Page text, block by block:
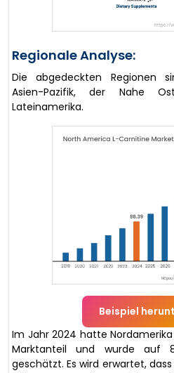
Regionale Analyse:
Die abgedeckten Regionen
Asien-Pazifik, der Nahe
Lateinamerika.
Beispiel
Im Jahr 2024 hatte
Marktanteil und wurde auf
geschätzt. Es wird erwartet, dass